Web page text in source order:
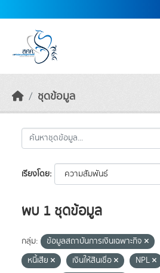
ชุดข้อมูล
เรียงโดย
พบ 1 ชุดข้อมูล
กลุ่ม: ข้อมูลสถาบันการเงินเฉพาะกิจ
หนี้เสีย
เงินให้สินเชื่อ NPL